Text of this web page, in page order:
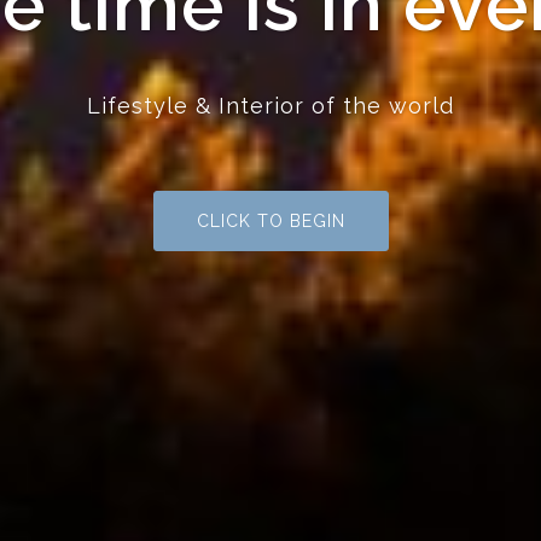
Lifestyle & Interior of the world
CLICK TO BEGIN